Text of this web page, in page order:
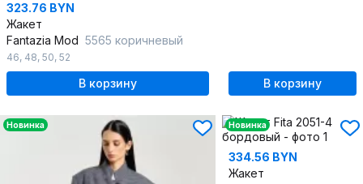
323.76 BYN
Жакет
Fantazia Mod 5565 коричневый
46, 48, 50, 52
В корзину В корзину
Новинка Новинка
334.56 BYN
Жакет